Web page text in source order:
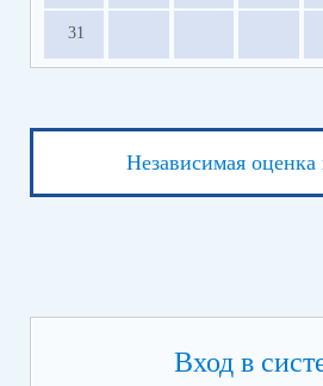
31
Независимая оценка
Вход в